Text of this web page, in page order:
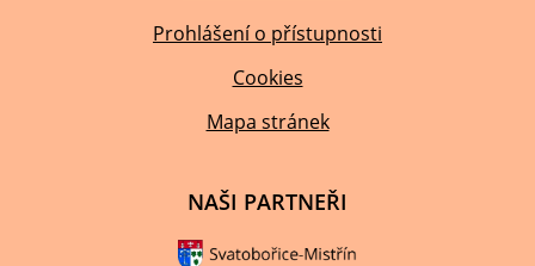
Prohlášení o přístupnosti
Cookies
Mapa stránek
NAŠI PARTNEŘI